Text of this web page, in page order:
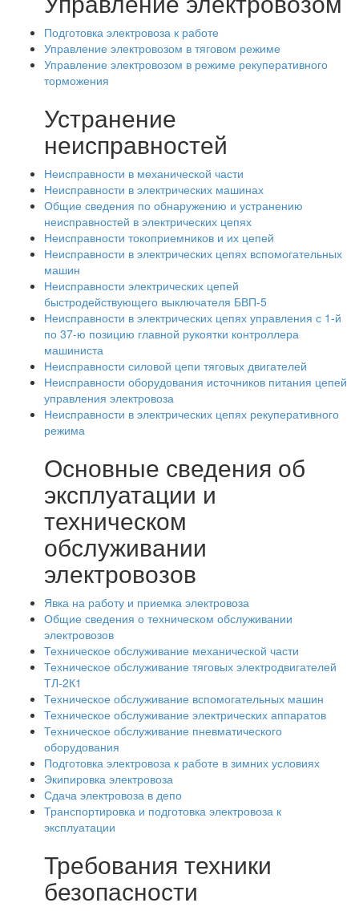
Подготовка электровоза к работе
Управление электровозом в тяговом режиме
Управление электровозом в режиме рекуперативного
торможения
Устранение
неисправностей
Неисправности в механической части
Неисправности в электрических машинах
Общие сведения по обнаружению и устранению
неисправностей в электрических цепях
Неисправности токоприемников и их цепей
Неисправности в электрических цепях вспомогательных
машин
Неисправности электрических цепей
быстродействующего выключателя БВП-5
Неисправности в электрических цепях управления с 1-й
по 37-ю позицию главной рукоятки контроллера
машиниста
Неисправности силовой цепи тяговых двигателей
Неисправности оборудования источников питания цепей
управления электровоза
Неисправности в электрических цепях рекуперативного
режима
Основные сведения об
эксплуатации и
техническом
обслуживании
электровозов
Явка на работу и приемка электровоза
Общие сведения о техническом обслуживании
электровозов
Техническое обслуживание механической части
Техническое обслуживание тяговых электродвигателей
ТЛ-2К1
Техническое обслуживание вспомогательных машин
Техническое обслуживание электрических аппаратов
Техническое обслуживание пневматического
оборудования
Подготовка электровоза к работе в зимних условиях
Экипировка электровоза
Сдача электровоза в депо
Транспортировка и подготовка электровоза к
эксплуатации
Требования техники
безопасности